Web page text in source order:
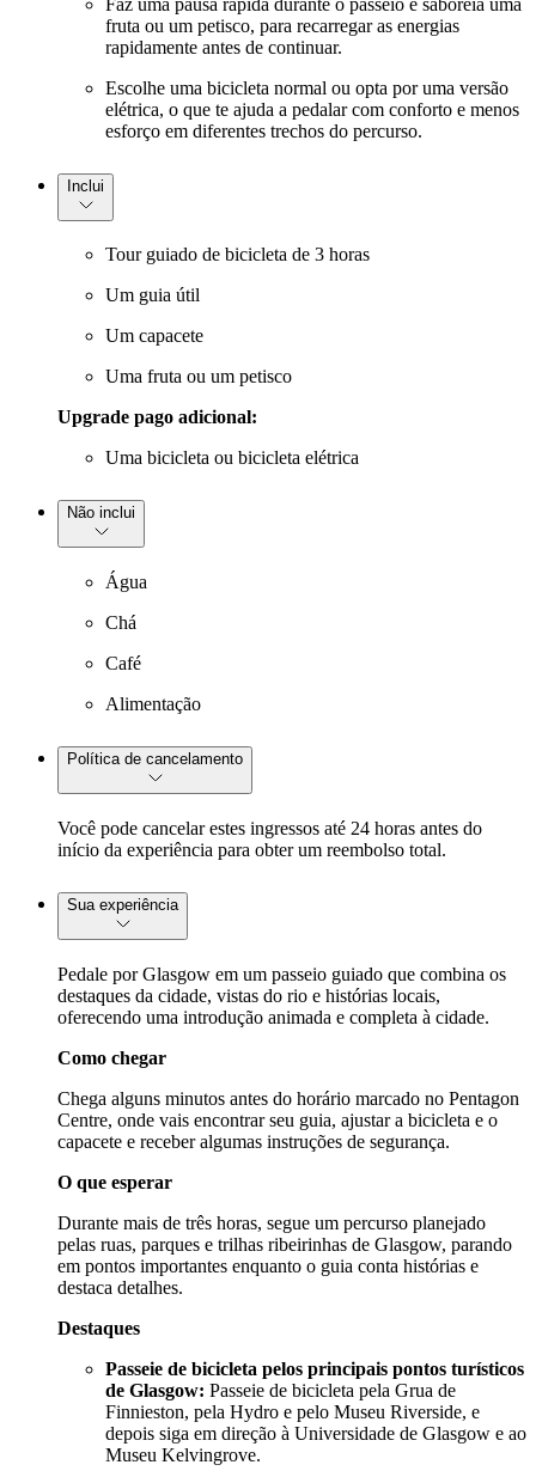
fruta ou um petisco, para recarregar as energias
rapidamente antes de continuar.
Escolhe uma bicicleta normal ou opta por uma versão
elétrica, o que te ajuda a pedalar com conforto e menos
esforço em diferentes trechos do percurso.
Inclui
Tour guiado de bicicleta de 3 horas
Um guia útil
Um capacete
Uma fruta ou um petisco
Upgrade pago adicional:
Uma bicicleta ou bicicleta elétrica
Não inclui
Água
Chá
Café
Alimentação
Política de cancelamento
Você pode cancelar estes ingressos até 24 horas antes do
início da experiência para obter um reembolso total.
Sua experiência
Pedale por Glasgow em um passeio guiado que combina os
destaques da cidade, vistas do rio e histórias locais,
oferecendo uma introdução animada e completa à cidade.
Como chegar
Chega alguns minutos antes do horário marcado no Pentagon
Centre, onde vais encontrar seu guia, ajustar a bicicleta e o
capacete e receber algumas instruções de segurança.
O que esperar
Durante mais de três horas, segue um percurso planejado
pelas ruas, parques e trilhas ribeirinhas de Glasgow, parando
em pontos importantes enquanto o guia conta histórias e
destaca detalhes.
Destaques
Passeie de bicicleta pelos principais pontos turísticos
de Glasgow: Passeie de bicicleta pela Grua de
Finnieston, pela Hydro e pelo Museu Riverside, e
depois siga em direção à Universidade de Glasgow e ao
Museu Kelvingrove.